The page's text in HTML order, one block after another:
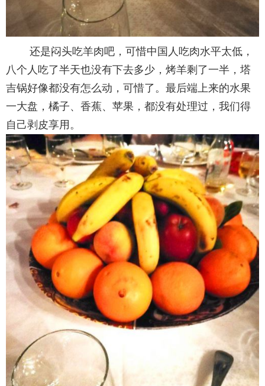
还是闷头吃羊肉吧，可惜中国人吃肉水平太低，
八个人吃了半天也没有下去多少，烤羊剩了一半，塔
吉锅好像都没有怎么动，可惜了。最后端上来的水果
一大盘，橘子、香蕉、苹果，都没有处理过，我们得
自己剥皮享用。